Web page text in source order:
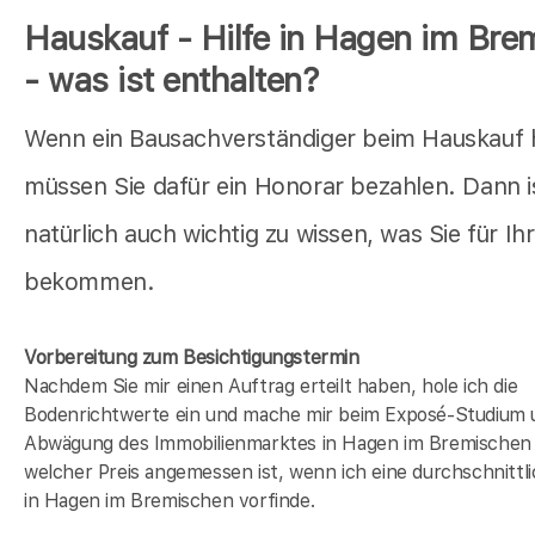
Hauskauf - Hilfe in Hagen im
- was ist enthalten?
Wenn ein Bausachverständiger beim Hauskauf
müssen Sie dafür ein Honorar bezahlen. Dann
natürlich auch wichtig zu wissen, was Sie für
bekommen.
Vorbereitung zum Besichtigungstermin
Nachdem Sie mir einen Auftrag erteilt haben, hole ich die
Bodenrichtwerte ein und mache mir beim Exposé-Studium
Abwägung des Immobilienmarktes in Hagen im Bremischen
welcher Preis angemessen ist, wenn ich eine
in Hagen im Bremischen vorfinde.